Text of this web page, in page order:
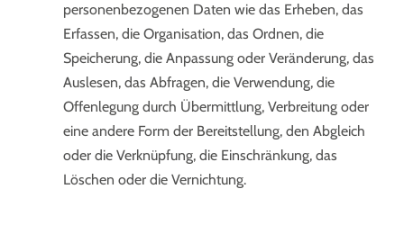
personenbezogenen Daten wie das Erheben, das
Erfassen, die Organisation, das Ordnen, die
Speicherung, die Anpassung oder Veränderung, das
Auslesen, das Abfragen, die Verwendung, die
Offenlegung durch Übermittlung, Verbreitung oder
eine andere Form der Bereitstellung, den Abgleich
oder die Verknüpfung, die Einschränkung, das
Löschen oder die Vernichtung.